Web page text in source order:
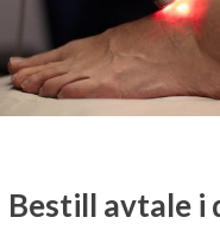
Bestill avtale i